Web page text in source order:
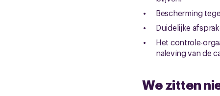
Bescherming
Duidelijke
Het controle-
naleving van de
We zitten